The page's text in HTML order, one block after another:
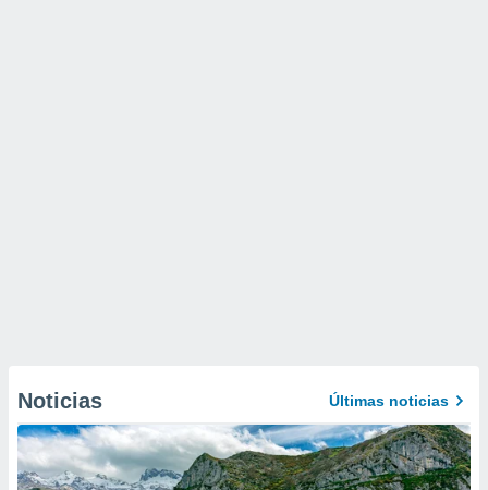
Noticias Últimas noticias